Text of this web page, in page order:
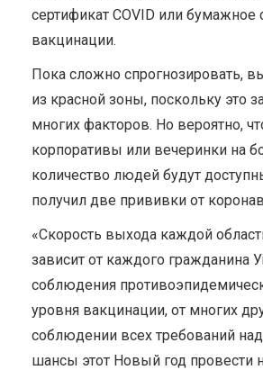
сертификат COVID или бумажное
вакцинации.
Пока сложно спрогнозировать,
из красной зоны, поскольку это
многих факторов. Но вероятно,
корпоративы или вечеринки на
количество людей будут
получил две прививки от
«Скорость выхода каждой
зависит от каждого гражданина
соблюдения
уровня вакцинации, от многих
соблюдении всех требований
шансы этот Новый год провести